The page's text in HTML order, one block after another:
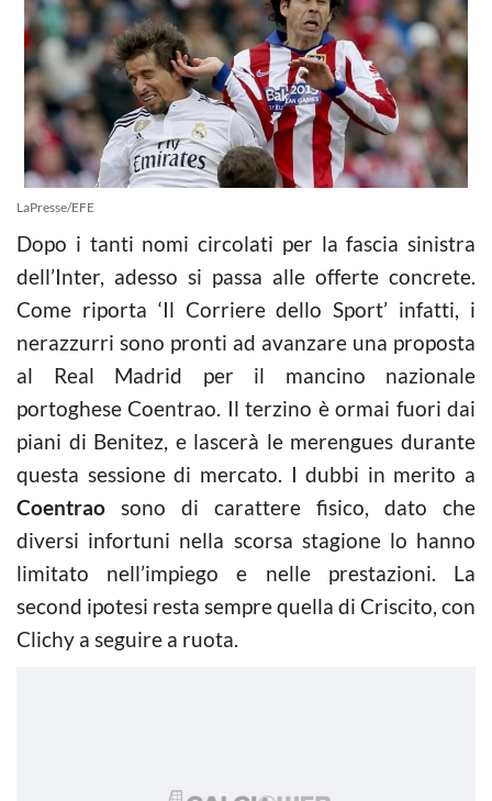
LaPresse/EFE
Dopo i tanti nomi circolati per la fascia sinistra
dell’Inter, adesso si passa alle offerte concrete.
Come riporta ‘Il Corriere dello Sport’ infatti, i
nerazzurri sono pronti ad avanzare una proposta
al Real Madrid per il mancino nazionale
portoghese Coentrao. Il terzino è ormai fuori dai
piani di Benitez, e lascerà le merengues durante
questa sessione di mercato. I dubbi in merito a
Coentrao sono di carattere fisico, dato che
diversi infortuni nella scorsa stagione lo hanno
limitato nell’impiego e nelle prestazioni. La
second ipotesi resta sempre quella di Criscito, con
Clichy a seguire a ruota.